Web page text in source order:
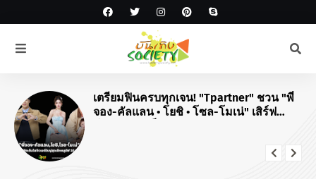
#JPOP
สิ้นสุดการรอคอย! "ยามะพี" ปักหมุด